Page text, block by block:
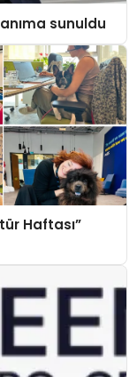
sunuldu
Haftası”